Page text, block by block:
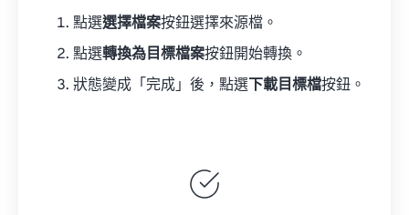
點選選擇檔案按鈕選擇來源檔。
點選轉換為目標檔案按鈕開始轉換。
狀態變成「完成」後，點選 下載目標檔按鈕。